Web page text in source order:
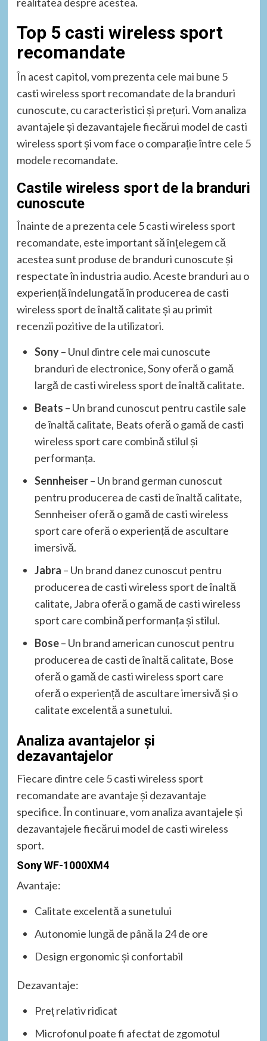
Top 5 casti wireless sport
recomandate
În acest capitol, vom prezenta cele mai bune 5
casti wireless sport recomandate de la branduri
cunoscute, cu caracteristici și prețuri. Vom analiza
avantajele și dezavantajele fiecărui model de casti
wireless sport și vom face o comparație între cele 5
modele recomandate.
Castile wireless sport de la branduri
cunoscute
Înainte de a prezenta cele 5 casti wireless sport
recomandate, este important să înțelegem că
acestea sunt produse de branduri cunoscute și
respectate în industria audio. Aceste branduri au o
experiență îndelungată în producerea de casti
wireless sport de înaltă calitate și au primit
recenzii pozitive de la utilizatori.
Sony– Unul dintre cele mai cunoscute
branduri de electronice, Sony oferă o gamă
largă de casti wireless sport de înaltă calitate.
Beats – Un brand cunoscut pentru castile sale
de înaltă calitate, Beats oferă o gamă de casti
wireless sport care combină stilul și
performanța.
Sennheiser– Un brand german cunoscut
pentru producerea de casti de înaltă calitate,
Sennheiser oferă o gamă de casti wireless
sport care oferă o experiență de ascultare
imersivă.
Jabra – Un brand danez cunoscut pentru
producerea de casti wireless sport de înaltă
calitate, Jabra oferă o gamă de casti wireless
sport care combină performanța și stilul.
Bose– Un brand american cunoscut pentru
producerea de casti de înaltă calitate, Bose
oferă o gamă de casti wireless sport care
oferă o experiență de ascultare imersivă și o
calitate excelentă a sunetului.
Analiza avantajelor și
dezavantajelor
Fiecare dintre cele 5 casti wireless sport
recomandate are avantaje și dezavantaje
specifice. În continuare, vom analiza avantajele și
dezavantajele fiecărui model de casti wireless
sport.
Sony WF-1000XM4
Avantaje:
Calitate excelentă a sunetului
Autonomie lungă de până la 24 de ore
Design ergonomic și confortabil
Dezavantaje:
Preț relativ ridicat
Microfonul poate fi afectat de zgomotul